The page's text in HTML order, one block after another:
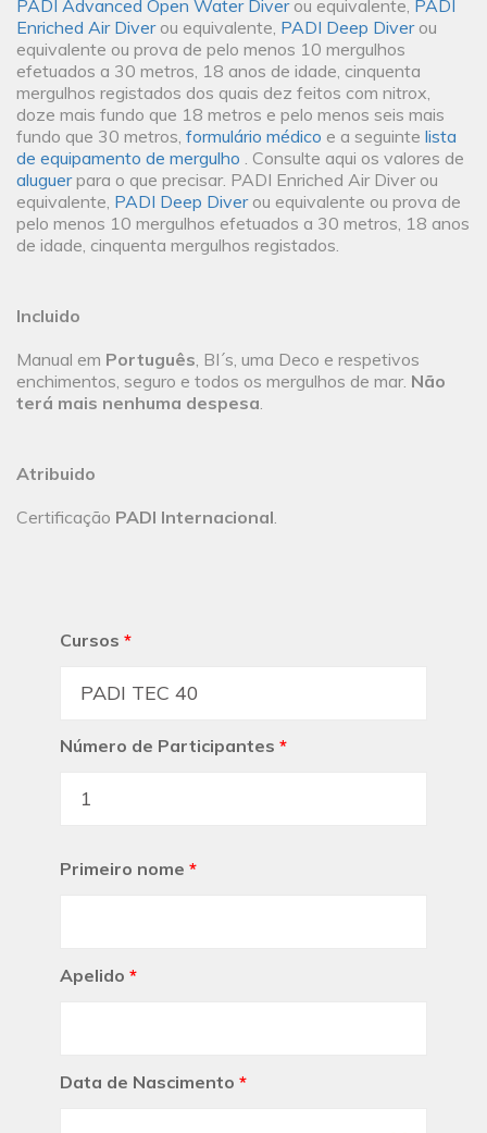
PADI Advanced Open Water Diverou equivalente, PADI
Enriched Air Diverou equivalente, PADI Deep Diverou
equivalente ou prova de pelo menos 10 mergulhos
efetuados a 30 metros, 18 anos de idade, cinquenta
mergulhos registados dos quais dez feitos com nitrox,
doze mais fundo que 18 metros e pelo menos seis mais
fundo que 30 metros, formulário médico e a seguinte lista
de equipamento de mergulho . Consulte aqui os valores de
aluguerpara o que precisar. PADI Enriched Air Diver ou
equivalente, PADI Deep Diverou equivalente ou prova de
pelo menos 10 mergulhos efetuados a 30 metros, 18 anos
de idade, cinquenta mergulhos registados.
Incluido
Manual em Português, BI´s, uma Deco e respetivos
enchimentos, seguro e todos os mergulhos de mar. Não
terá mais nenhuma despesa.
Atribuido
Certificação PADI Internacional.
Cursos *
Número de Participantes *
Primeiro nome *
Apelido *
Data de Nascimento *